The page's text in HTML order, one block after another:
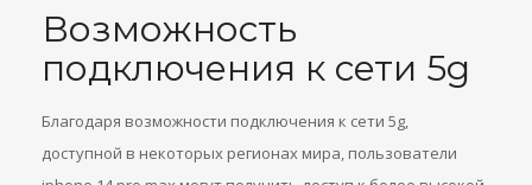
Возможность
подключения к сети 5g
Благодаря возможности подключения к сети 5g,
доступной в некоторых регионах мира, пользователи